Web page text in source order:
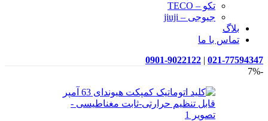
تکو – TECO
جیوجی – jiuji
بلاگ
تماس با ما
021-77594347
|
0901-9022122
-7%